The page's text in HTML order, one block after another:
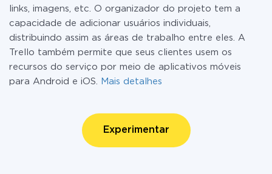
links, imagens, etc. O organizador do projeto tem a
capacidade de adicionar usuários individuais,
distribuindo assim as áreas de trabalho entre eles. A
Trello também permite que seus clientes usem os
recursos do serviço por meio de aplicativos móveis
para Android e iOS.
Mais detalhes
Experimentar